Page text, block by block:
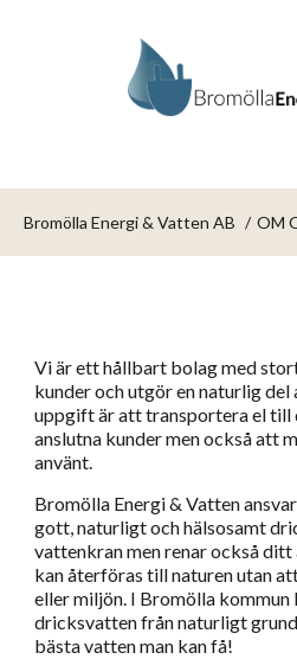
Bromölla Energi & Vatten AB OM
Vi är ett hållbart bolag med
kunder och utgör en naturlig del
uppgift är att transportera el till
anslutna kunder men också att
använt.
Bromölla Energi & Vatten
gott, naturligt och hälsosamt
vattenkran men renar också
kan återföras till naturen utan
eller miljön. I Bromölla kommun
dricksvatten från naturligt
bästa vatten man kan få!